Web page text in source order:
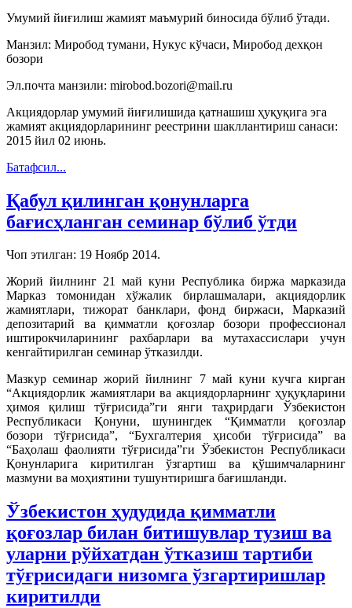
Умумий йиғилиш жамият маъмурий биносида бўлиб ўтади.
Манзил: Миробод тумани, Нукус кўчаси, Миробод дехқон
бозори
Эл.почта манзили: mirobod.bozori@mail.ru
Акциядорлар умумий йиғилишида қатнашиш ҳуқуқига эга
жамият акциядорларининг реестрини шакллантириш санаси:
2015 йил 02 июнь.
Батафсил...
Қабул қилинган қонунларга
бағисҳланган семинар бўлиб ўтди
Чоп этилган: 19 Ноябр 2014.
Жорий йилнинг 21 май куни Республика биржа марказида
Марказ томонидан хўжалик бирлашмалари, акциядорлик
жамиятлари, тижорат банклари, фонд биржаси, Марказий
депозитарий ва қимматли қоғозлар бозори профессионал
иштирокчиларининг рахбарлари ва мутахассислари учун
кенгайтирилган семинар ўтказилди.
Мазкур семинар жорий йилнинг 7 май куни кучга кирган
“Акциядорлик жамиятлари ва акциядорларнинг ҳуқуқларини
ҳимоя қилиш тўғрисида”ги янги таҳрирдаги Ўзбекистон
Республикаси Қонуни, шунингдек “Қимматли қоғозлар
бозори тўғрисида”, “Бухгалтерия ҳисоби тўғрисида” ва
“Баҳолаш фаолияти тўғрисида”ги Ўзбекистон Республикаси
Қонунларига киритилган ўзгартиш ва қўшимчаларнинг
мазмуни ва моҳиятини тушунтиришга бағишланди.
Ўзбекистон ҳудудида қимматли
қоғозлар билан битишувлар тузиш ва
уларни рўйхатдан ўтказиш тартиби
тўғрисидаги низомга ўзгартиришлар
киритилди